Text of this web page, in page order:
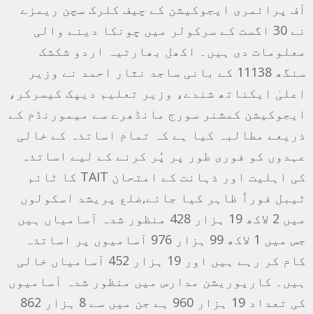
آف پرائمری ایجوکیشن کے چیف کلرک سچن ریمزے
نے 30 اگست کے سرکولر میں چونکا دینے والی
معلومات دی ہیں۔ اکھل بھارتیہ اردو شکشک
سنگھ 11138 کے بانی ساجد نثار احمد نے وزیر
اعلیٰ ایکناتھ شندے، وزیر تعلیم دیپک کیسرکر،
ایجوکیشن کمشنر سورج مانڈھرے سے میمورنڈم کے
ذریعے مطالبہ کیا ہے کہ تمام اساتذہ کے خالی
عہدوں کو فوری طور پر پُر کرنے کے لیے اساتذہ
کی اہلیت اور ذہانت کے امتحان TAIT کا ٹائم
ٹیبل فوراً ظاہر کیا جائے,ضلع پریشد اسکولوں
میں 2 لاکھ 19 ہزار 428 منظور شدہ آسامیاں ہیں
جس میں 1 لاکھ 99 ہزار 976 آسامیوں پر اساتذہ
کام کر رہے ہیں اور 19 ہزار 452 آسامیاں خالی
ہیں۔ کارپوریشن مدارس میں منظور شدہ آسامیوں
کی تعداد 19 ہزار 960 ہے جن میں سے 8 ہزار 862